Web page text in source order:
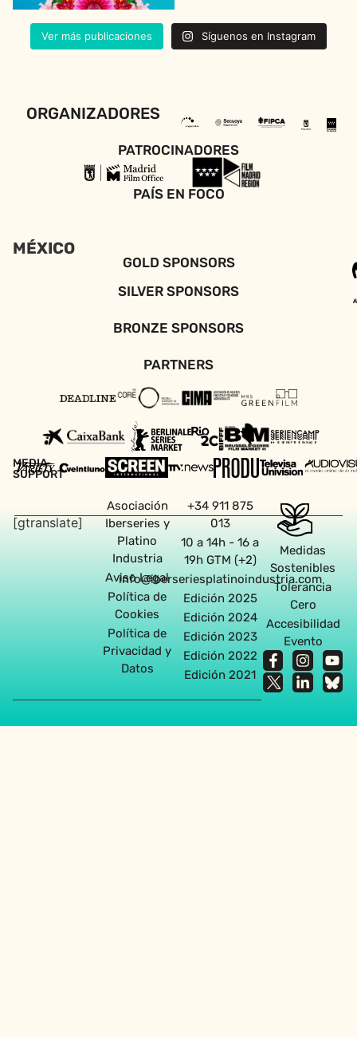
Ver más publicaciones Síguenos en Instagram
ORGANIZADORES
PATROCINADORES
PAÍS EN FOCO
MÉXICO
GOLD SPONSORS
SILVER SPONSORS
BRONZE SPONSORS
PARTNERS
MEDIA
SUPPORT
[gtranslate]
Asociación
Iberseries y
Platino
Industria
Aviso Legal
Política de
Cookies
Política de
Privacidad y
Datos
+34 911 875
013
10 a 14h - 16 a
19h GTM (+2)
info@iberseriesplatinoindustria.com
Edición 2025
Edición 2024
Edición 2023
Edición 2022
Edición 2021
Medidas
Sostenibles
Tolerancia
Cero
Accesibilidad
Evento